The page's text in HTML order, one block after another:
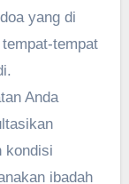
yang di
tempat
Anda
kondisi
ibadah